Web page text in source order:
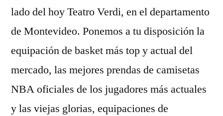
lado del hoy Teatro Verdi, en el departamento
de Montevideo. Ponemos a tu disposición la
equipación de basket más top y actual del
mercado, las mejores prendas de camisetas
NBA oficiales de los jugadores más actuales
y las viejas glorias, equipaciones de